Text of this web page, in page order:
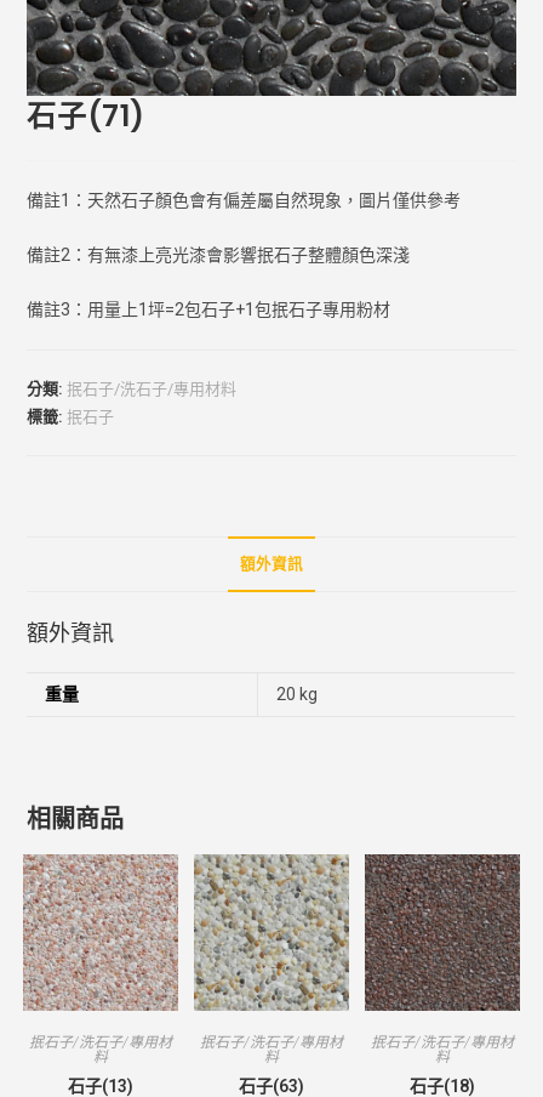
石子(71)
備註1：天然石子顏色會有偏差屬自然現象，圖片僅供參考
備註2：有無漆上亮光漆會影響抿石子整體顏色深淺
備註3：用量上1坪=2包石子+1包抿石子專用粉材
分類:抿石子/洗石子/專用材料
標籤:抿石子
額外資訊
額外資訊
重量 20 kg
相關商品
抿石子/洗石子/專用材
料
石子(13)
抿石子/洗石子/專用材
料
石子(63)
抿石子/洗石子/專用材
料
石子(18)